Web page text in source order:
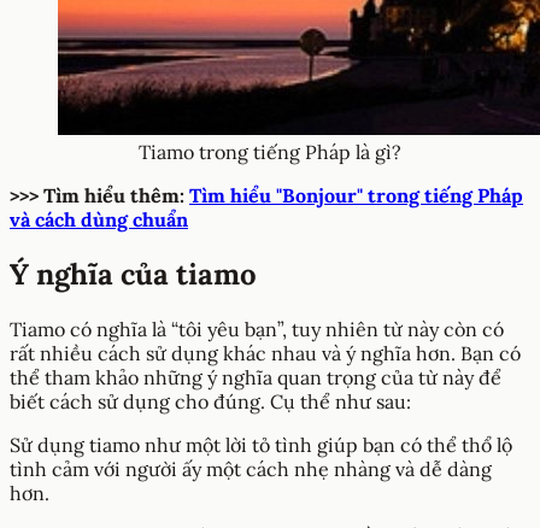
Tiamo trong tiếng Pháp là gì?
>>> Tìm hiểu thêm: Tìm hiểu "Bonjour" trong tiếng Pháp
và cách dùng chuẩn
Ý nghĩa của tiamo
Tiamo có nghĩa là “tôi yêu bạn”, tuy nhiên từ này còn có
rất nhiều cách sử dụng khác nhau và ý nghĩa hơn. Bạn có
thể tham khảo những ý nghĩa quan trọng của từ này để
biết cách sử dụng cho đúng. Cụ thể như sau:
Sử dụng tiamo như một lời tỏ tình giúp bạn có thể thổ lộ
tình cảm với người ấy một cách nhẹ nhàng và dễ dàng
hơn.